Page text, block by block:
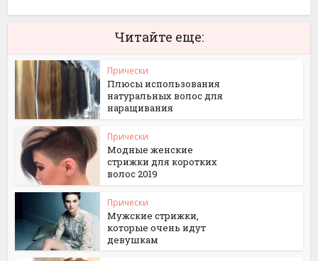
Читайте еще:
Прически
Плюсы использования
натуральных волос для
наращивания
Прически
Модные женские
стрижки для коротких
волос 2019
Прически
Мужские стрижки,
которые очень идут
девушкам